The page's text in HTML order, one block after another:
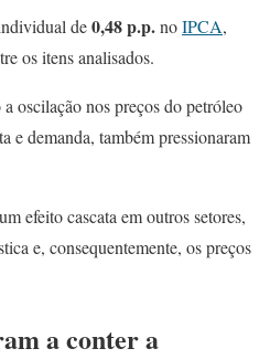
de0,48 p.p.noIPCA,
os itens analisados.
oscilação nos preços do petróleo
e demanda, também pressionaram
efeito cascata em outros setores,
e, consequentemente, os preços
a conter a